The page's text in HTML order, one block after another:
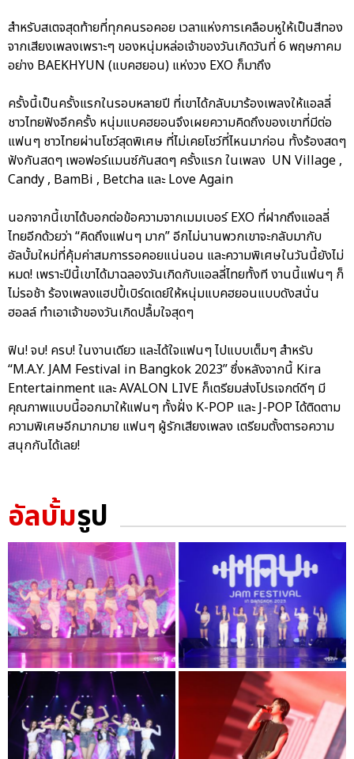
สำหรับสเตจสุดท้ายที่ทุกคนรอคอย เวลาแห่งการเคลือบหูให้เป็นสีทอง
จากเสียงเพลงเพราะๆ ของหนุ่มหล่อเจ้าของวันเกิดวันที่ 6 พฤษภาคม
อย่าง BAEKHYUN (แบคฮยอน) แห่งวง EXO ก็มาถึง
ครั้งนี้เป็นครั้งแรกในรอบหลายปี ที่เขาได้กลับมาร้องเพลงให้แอลลี่
ชาวไทยฟังอีกครั้ง หนุ่มแบคฮยอนจึงเผยความคิดถึงของเขาที่มีต่อ
แฟนๆ ชาวไทยผ่านโชว์สุดพิเศษ ที่ไม่เคยโชว์ที่ไหนมาก่อน ทั้งร้องสดๆ
ฟังกันสดๆ เพอฟอร์แมนซ์กันสดๆ ครั้งแรก ในเพลง UN Village ,
Candy , BamBi , Betcha และ Love Again
นอกจากนี้เขาได้บอกต่อข้อความจากเมมเบอร์ EXO ที่ฝากถึงแอลลี่
ไทยอีกด้วยว่า “คิดถึงแฟนๆ มาก” อีกไม่นานพวกเขาจะกลับมากับ
อัลบั้มใหม่ที่คุ้มค่าสมการรอคอยแน่นอน และความพิเศษในวันนี้ยังไม่
หมด! เพราะปีนี้เขาได้มาฉลองวันเกิดกับแอลลี่ไทยทั้งที งานนี้แฟนๆ ก็
ไม่รอช้า ร้องเพลงแฮปปี้เบิร์ดเดย์ให้หนุ่มแบคฮยอนแบบดังสนั่น
ฮอลล์ ทำเอาเจ้าของวันเกิดปลื้มใจสุดๆ
ฟิน! จบ! ครบ! ในงานเดียว และได้ใจแฟนๆ ไปแบบเต็มๆ สำหรับ
“M.A.Y. JAM Festival in Bangkok 2023” ซึ่งหลังจากนี้ Kira
Entertainment และ AVALON LIVE ก็เตรียมส่งโปรเจกต์ดีๆ มี
คุณภาพแบบนี้ออกมาให้แฟนๆ ทั้งฝั่ง K-POP และ J-POP ได้ติดตาม
ความพิเศษอีกมากมาย แฟนๆ ผู้รักเสียงเพลง เตรียมตั้งตารอความ
สนุกกันได้เลย!
อัลบั้มรูป